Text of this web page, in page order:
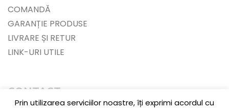
COMANDĂ
GARANȚIE PRODUSE
LIVRARE ȘI RETUR
LINK-URI UTILE
CONTACT
Prin utilizarea serviciilor noastre, îți exprimi acordul cu